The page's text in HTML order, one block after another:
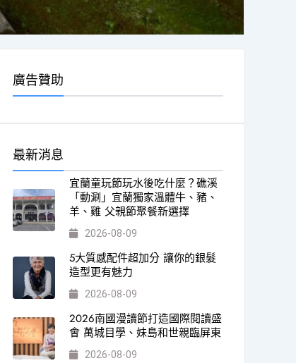
廣告贊助
最新消息
宜蘭童玩節玩水後吃什麼？礁溪
「動涮」宜蘭獨家溫體牛、豬、
羊、雞 父親節聚餐新選擇
2026-08-09
5大質感配件超加分 讓你的銀髮
造型更有魅力
2026-08-09
2026南國漫讀節打造國際閱讀盛
會 萬城目學、妹島和世親臨屏東
2026-08-09